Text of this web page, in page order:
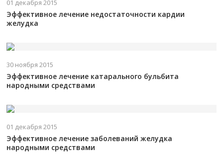
01 декабря 2015
Эффективное лечение недостаточности кардии
желудка
30 ноября 2015
Эффективное лечение катарального бульбита
народными средствами
01 декабря 2015
Эффективное лечение заболеваний желудка
народными средствами